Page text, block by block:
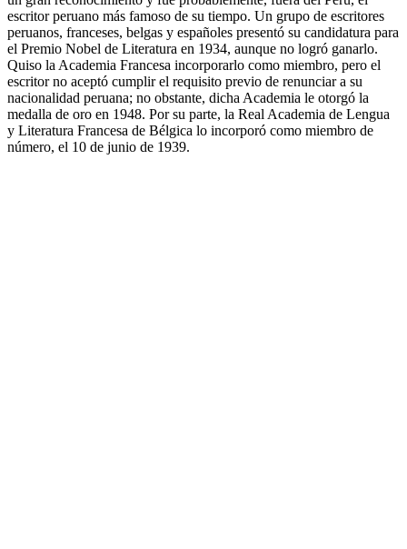
escritor peruano más famoso de su tiempo. Un grupo de escritores
peruanos, franceses, belgas y españoles presentó su candidatura para
el Premio Nobel de Literatura en 1934, aunque no logró ganarlo.
Quiso la Academia Francesa incorporarlo como miembro, pero el
escritor no aceptó cumplir el requisito previo de renunciar a su
nacionalidad peruana; no obstante, dicha Academia le otorgó la
medalla de oro en 1948. Por su parte, la Real Academia de Lengua
y Literatura Francesa de Bélgica lo incorporó como miembro de
número, el 10 de junio de 1939.